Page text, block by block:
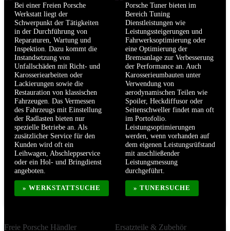
Bei einer Freien Porsche
Werkstatt liegt der
Schwerpunkt der Tätigkeiten
in der Durchführung von
Reparaturen, Wartung und
Inspektion. Dazu kommt die
Instandsetzung von
Unfallschäden mit Richt- und
Karosseriearbeiten oder
Lackierungen sowie die
Restauration von klassischen
Fahrzeugen. Das Vermessen
des Fahrzeugs mit Einstellung
der Radlasten bieten nur
spezielle Betriebe an. Als
zusätzlicher Service für den
Kunden wird oft ein
Leihwagen, Abschleppservice
oder ein Hol- und Bringdienst
angeboten.
» WERKSTATTSUCHE
Porsche Tuner bieten im
Bereich Tuning
Dienstleistungen wie
Leistungssteigerungen und
Fahrwerksoptimierung oder
eine Optimierung der
Bremsanlage zur Verbesserung
der Performance an. Auch
Karosserieumbauten unter
Verwendung von
aerodynamischen Teilen wie
Spoiler, Heckdiffusor oder
Seitenschweller findet man oft
im Portofolio.
Leistungsoptimierungen
werden, wenn vorhanden auf
dem eigenen Leistungsrüfstand
mit anschließender
Leistungsmessung
durchgeführt.
» TUNERSUCHE
Freie Porsche Händler Ersatzteile & Zubehör